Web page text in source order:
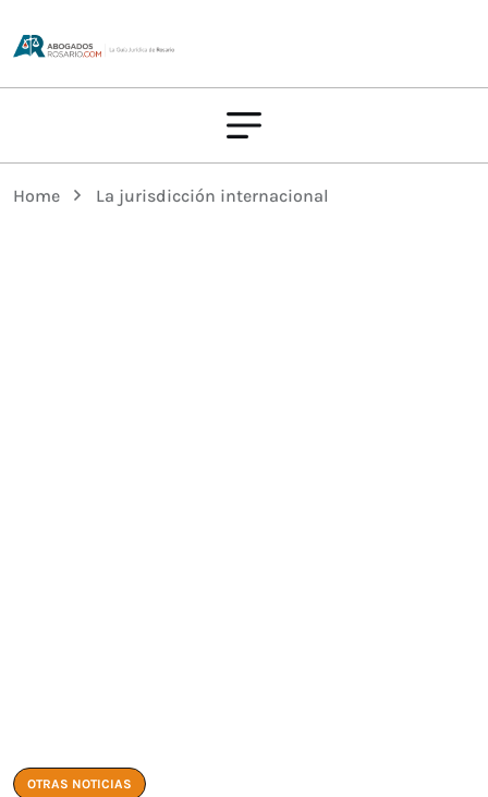
Home La jurisdicción internacional
OTRAS NOTICIAS